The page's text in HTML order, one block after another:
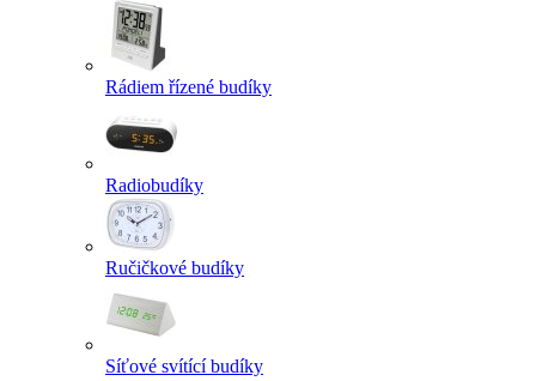
Rádiem řízené budíky
Radiobudíky
Ručičkové budíky
Síťové svítící budíky